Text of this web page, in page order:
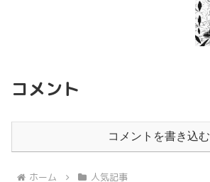
コメント
コメントを書き込む
ホーム 人気記事